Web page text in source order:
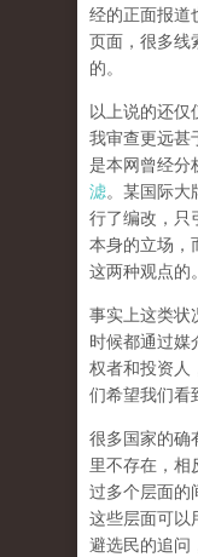
经的正面报道
页面， 很多线
的。
以上说的还仅
我审查更远甚
是本网曾经分
滤。某国际大
行了编改，只
本身的立场，
这两种观点的。
事实上这类状
时候都通过媒
权者和投资人
们希望我们看
很多国家的确
里不存在，相
过多个层面的
这些层面可以
避选民的追问